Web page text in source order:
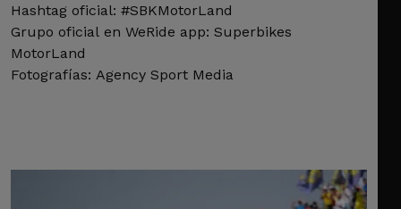
Hashtag oficial: #SBKMotorLand
Grupo oficial en WeRide app: Superbikes
MotorLand
Fotografías: Agency Sport Media